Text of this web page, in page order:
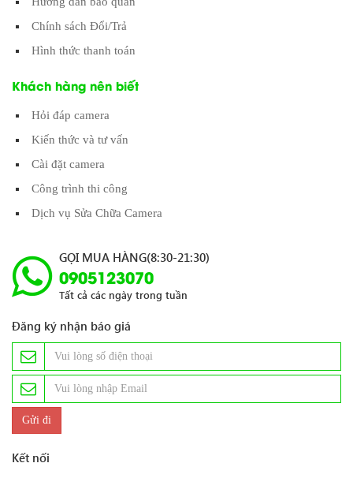
Chính sách Đổi/Trả
Hình thức thanh toán
Khách hàng nên biết
Hỏi đáp camera
Kiến thức và tư vấn
Cài đặt camera
Công trình thi công
Dịch vụ Sửa Chữa Camera
GỌI MUA HÀNG(8:30-21:30)
0905123070
Tất cả các ngày trong tuần
Đăng ký nhận báo giá
Kết nối